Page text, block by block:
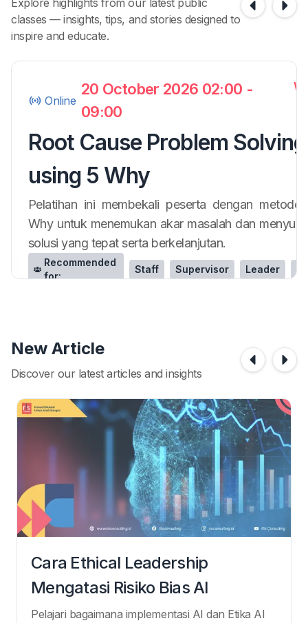
Explore highlights from our latest public
classes — insights, tips, and stories designed to
inspire and educate.
jangka
untuk
IDR
998.000
Join the
Online
20 October 2026 02:00 -
09:00
Root Cause Problem Solving
using 5 Why
Pelatihan ini membekali peserta dengan metode
Why untuk menemukan akar masalah dan
solusi yang tepat serta berkelanjutan.
Recommended
for:
Staff Supervisor Leader
New Article
Discover our latest articles and insights
Cara Ethical Leadership
Mengatasi Risiko Bias AI
Pelajari bagaimana implementasi AI dan Etika AI